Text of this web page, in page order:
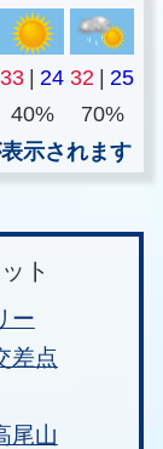
33 24 32
25
40%
70%
示されます
ト
ー
差点
尾山